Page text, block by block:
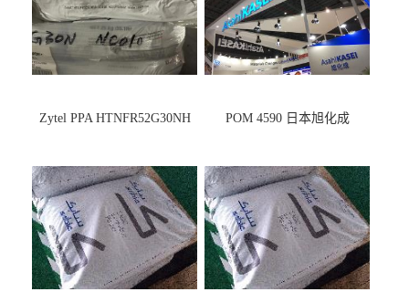
Zytel PPA HTNFR52G30NH POM 4590 日本旭化成